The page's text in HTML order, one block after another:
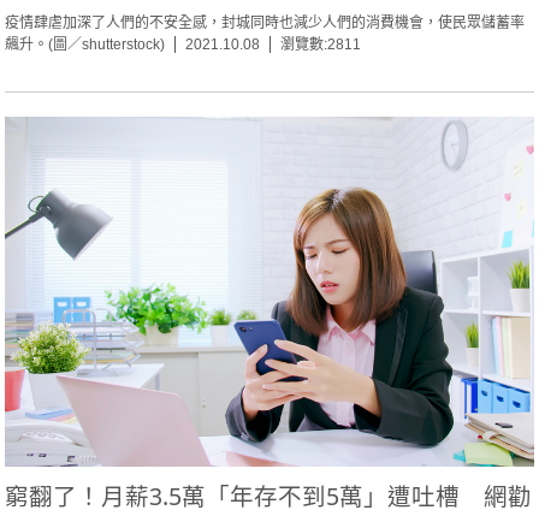
疫情肆虐加深了人們的不安全感，封城同時也減少人們的消費機會，使民眾儲蓄率
飆升。(圖／shutterstock)
2021.10.08 瀏覽數:2811
窮翻了！月薪3.5萬「年存不到5萬」遭吐槽 網勸